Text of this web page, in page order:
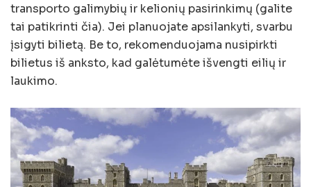
transporto galimybių ir kelionių pasirinkimų (galite
tai patikrinti čia). Jei planuojate apsilankyti, svarbu
įsigyti bilietą. Be to, rekomenduojama nusipirkti
bilietus iš anksto, kad galėtumėte išvengti eilių ir
laukimo.